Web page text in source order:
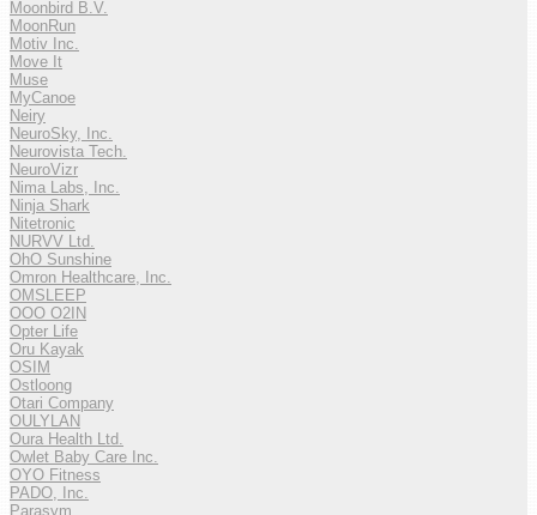
Moonbird B.V.
MoonRun
Motiv Inc.
Move It
Muse
MyCanoe
Neiry
NeuroSky, Inc.
Neurovista Tech.
NeuroVizr
Nima Labs, Inc.
Ninja Shark
Nitetronic
NURVV Ltd.
OhO Sunshine
Omron Healthcare, Inc.
OMSLEEP
OOO O2IN
Opter Life
Oru Kayak
OSIM
Ostloong
Otari Company
OULYLAN
Oura Health Ltd.
Owlet Baby Care Inc.
OYO Fitness
PADO, Inc.
Parasym